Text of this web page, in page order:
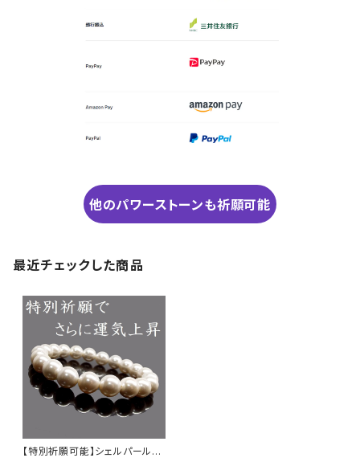
他のパワーストーンも祈願可能
最近チェックした商品
【特別祈願可能】シェルパールの